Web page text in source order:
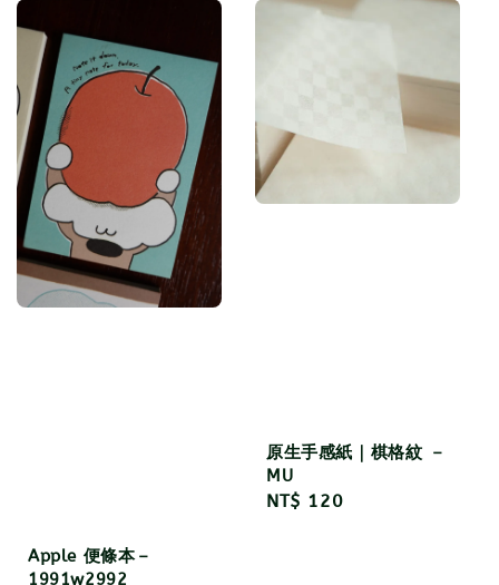
Apple 便條本－
1991w2992
原生手感紙｜棋格紋 －
MU
Regular
NT$ 120